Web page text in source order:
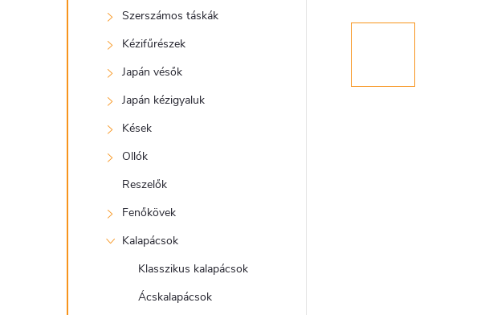
Szerszámos táskák
Kézifűrészek
Japán vésők
Japán kézigyaluk
Kések
Ollók
Reszelők
Fenőkövek
Kalapácsok
Klasszikus kalapácsok
Ácskalapácsok